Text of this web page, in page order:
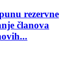
rezervne
članova